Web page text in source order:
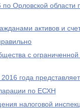
Орловской области
активов и
с ограниченной
года
по ЕСХН
налоговой